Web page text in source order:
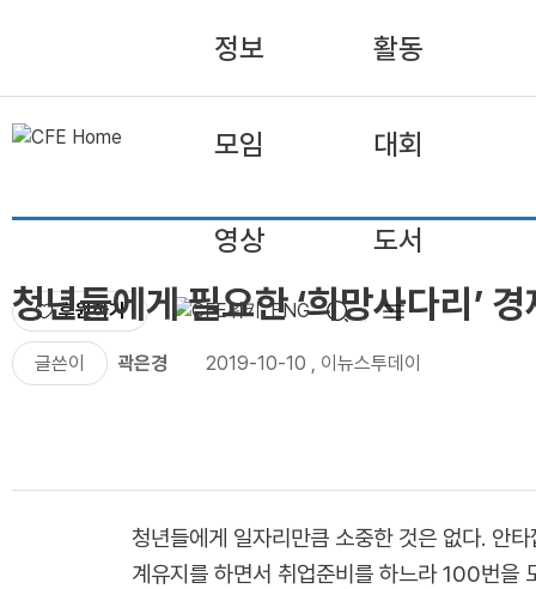
정보 활동
모임 대회
영상 도서
후원하기 ENG
청년들에게 필요한 ‘희망사다리’
글쓴이 곽은경 2019-10-10 , 이뉴스투데이
청년들에게 일자리만큼 소중한 것은 없다. 안
계유지를 하면서 취업준비를 하느라 100번을